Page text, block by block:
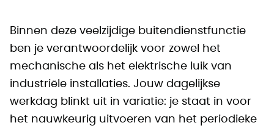
Binnen deze veelzijdige buitendienstfunctie
ben je verantwoordelijk voor zowel het
mechanische als het elektrische luik van
industriële installaties. Jouw dagelijkse
werkdag blinkt uit in variatie: je staat in voor
het nauwkeurig uitvoeren van het periodieke